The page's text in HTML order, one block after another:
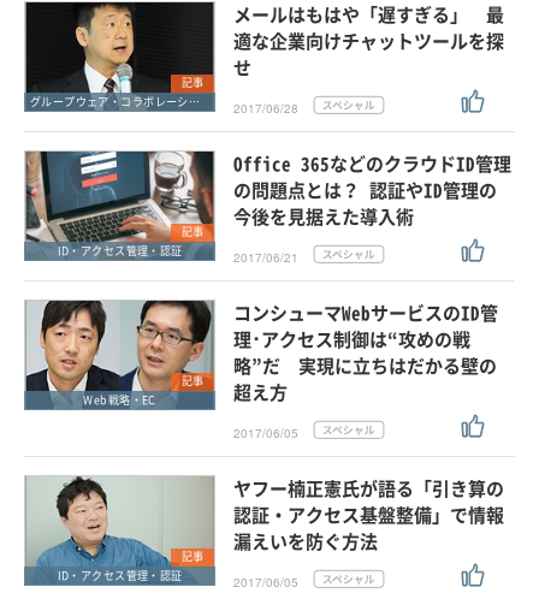
記事
グループウェア・コラボレーション
メールはもはや「遅すぎる」 最
適な企業向けチャットツールを探
せ
2017/06/28
記事
ID・アクセス管理・認証
Office 365などのクラウドID管理
の問題点とは？ 認証やID管理の
今後を見据えた導入術
2017/06/21
記事
Web戦略・EC
コンシューマWebサービスのID管
理･アクセス制御は“攻めの戦
略”だ 実現に立ちはだかる壁の
超え方
2017/06/05
記事
ID・アクセス管理・認証
ヤフー楠正憲氏が語る「引き算の
認証・アクセス基盤整備」で情報
漏えいを防ぐ方法
2017/06/05